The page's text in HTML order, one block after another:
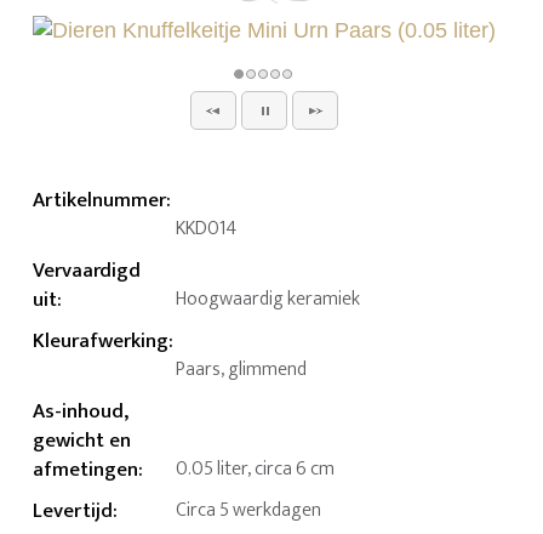
Artikelnummer:
KKD014
Vervaardigd
uit: Hoogwaardig keramiek
Kleurafwerking:
Paars, glimmend
As-inhoud,
gewicht en
afmetingen: 0.05 liter, circa 6 cm
Levertijd: Circa 5 werkdagen